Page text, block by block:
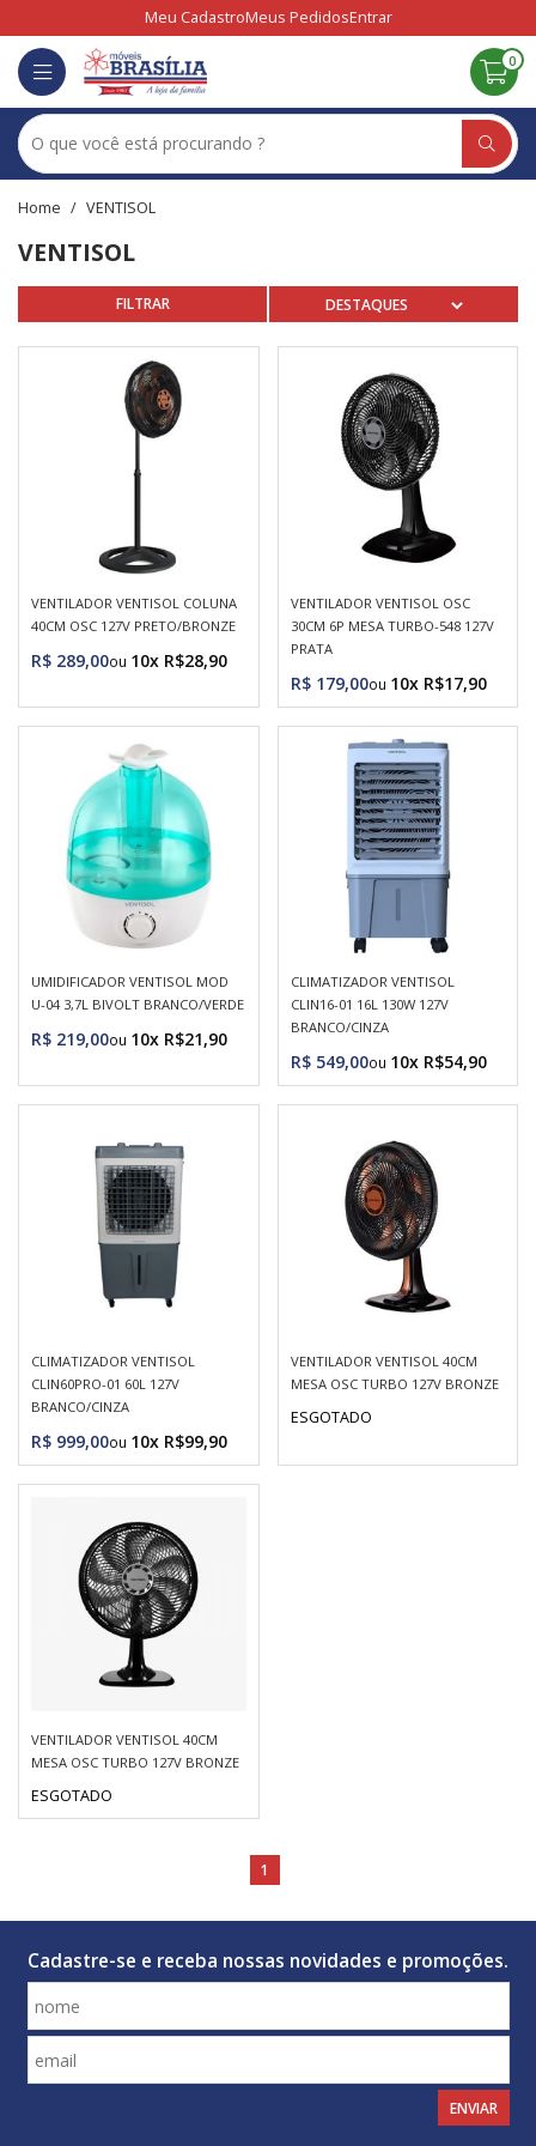
Meu CadastroMeus PedidosEntrar
0
VENTISOL
VENTISOL
VENTILADOR VENTISOL COLUNA
40CM OSC 127V PRETO/BRONZE
R$ 289,00 10x R$28,90
VENTILADOR VENTISOL OSC
30CM 6P MESA TURBO-548 127V
PRATA
R$ 179,00 10x R$17,90
UMIDIFICADOR VENTISOL MOD
U-04 3,7L BIVOLT BRANCO/VERDE
R$ 219,00 10x R$21,90
CLIMATIZADOR VENTISOL
CLIN16-01 16L 130W 127V
BRANCO/CINZA
R$ 549,00 10x R$54,90
CLIMATIZADOR VENTISOL
CLIN60PRO-01 60L 127V
BRANCO/CINZA
R$ 999,00 10x R$99,90
VENTILADOR VENTISOL 40CM
MESA OSC TURBO 127V BRONZE
ESGOTADO
VENTILADOR VENTISOL 40CM
MESA OSC TURBO 127V BRONZE
ESGOTADO
1
Cadastre-se e receba nossas novidades e promoções.
ENVIAR